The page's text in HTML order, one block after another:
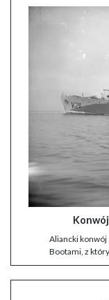
Aliancki konwój
Bootami, z